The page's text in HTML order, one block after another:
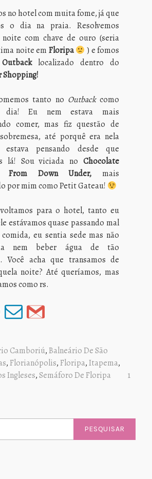
no hotel com muita fome, já que
o dia na praia. Resolvemos
com chave de ouro (seria
noite em Floripa
) e fomos
Outbacklocalizado dentro do
Shopping!
tanto no Outbackcomo
dia! Eu nem estava mais
comer, mas fiz questão de
até porquê era nela
pensando desde que
lá! Sou viciada no Chocolate
From Down Under, mais
por mim como Petit Gateau!
para o hotel, tanto eu
estávamos quase passando mal
eu sentia sede mas não
nem beber água de tão
Você acha que transamos de
noite? Até queríamos, mas
como rs.
Camboriú,Balneário De São
,Florianópolis,Floripa,Itapema,
Ingleses,Semáforo De Floripa
1